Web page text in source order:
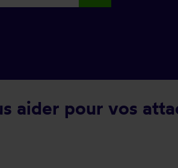
aider pour vos